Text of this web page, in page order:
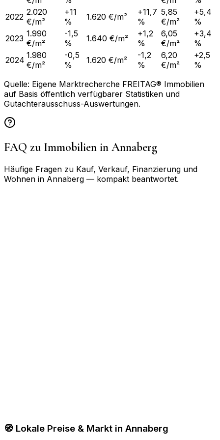
2022 2.020
€/m²
+11
%
1.620 €/m²
+11,7
%
5,85
€/m²
+5,4
%
2023 1.990
€/m²
-1,5
%
1.640 €/m²
+1,2
%
6,05
€/m²
+3,4
%
2024 1.980
€/m²
-0,5
%
1.620 €/m²
-1,2
%
6,20
€/m²
+2,5
%
Quelle: Eigene Marktrecherche FREITAG® Immobilien
auf Basis öffentlich verfügbarer Statistiken und
Gutachterausschuss-Auswertungen.
FAQ zu Immobilien in Annaberg
Häufige Fragen zu Kauf, Verkauf, Finanzierung und
Wohnen in Annaberg — kompakt beantwortet.
🧭 Lokale Preise & Markt in Annaberg